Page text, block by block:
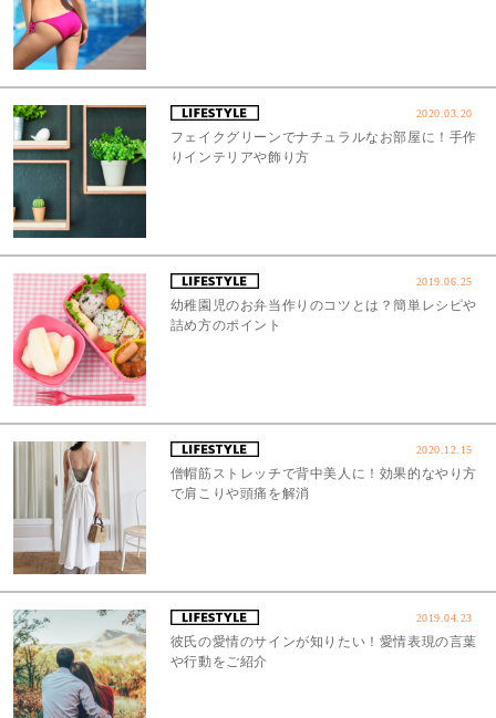
2020.03.20
フェイクグリーンでナチュラルなお部屋に！手作
りインテリアや飾り方
2019.06.25
幼稚園児のお弁当作りのコツとは？簡単レシピや
詰め方のポイント
2020.12.15
僧帽筋ストレッチで背中美人に！効果的なやり方
で肩こりや頭痛を解消
2019.04.23
彼氏の愛情のサインが知りたい！愛情表現の言葉
や行動をご紹介